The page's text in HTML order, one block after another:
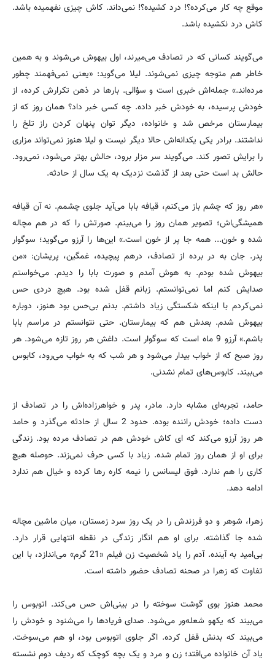
موقع چه کار می‌کرده؟! درد کشیده؟! نمی‌داند. کاش چیزی نفهمیده باشد.
کاش درد نکشیده باشد.
می‌گویند کسانی که در تصادف می‌میرند، اول بیهوش می‌شوند و به همین
خاطر هم متوجه چیزی نمی‌شوند. لیلا می‌گوید: «یعنی نمی‌فهمند چطور
مرده‌اند.» جمله‌اش خبری است و سؤالی. بارها در ذهن تکرارش کرده، از
خودش پرسیده، به خودش خبر داده. چه کسی خبر داد؟ همان روز که از
بیمارستان مرخص شد و خانواده، دیگر توان پنهان کردن راز تلخ را
نداشتند. برادر یکی یکدانه‌اش حالا دیگر نیست و لیلا هنوز نمی‌تواند مزاری
را برایش تصور کند. می‌گویند سر مزار برود، حالش بهتر می‌شود، نمی‌رود.
حالش بد است حتی بعد از گذشت نزدیک به یک سال از حادثه.
«هر روز که چشم باز می‌کنم، قیافه بابا می‌آید جلوی چشمم. نه آن قیافه
همیشگی‌اش؛ تصویر همان روز را می‌بینم. صورتش را که در هم مچاله
شده و خون... همه جا پر از خون است.» این‌ها را آرزو می‌گوید؛ سوگوار
پدر. جان به در برده از تصادف، درهم پیچیده، غمگین، پریشان: «من
بیهوش شده بودم. به هوش آمدم و صورت بابا را دیدم. می‌خواستم
صدایش کنم اما نمی‌توانستم. زبانم قفل شده بود. هیچ دردی حس
نمی‌کردم با اینکه شکستگی زیاد داشتم. بدنم بی‌حس بود هنوز، دوباره
بیهوش شدم. بعدش هم که بیمارستان. حتی نتوانستم در مراسم بابا
باشم.» آرزو 9 ماه است که سوگوار است. داغش هر روز تازه می‌شود. هر
روز صبح که از خواب بیدار می‌شود و هر شب که به خواب می‌رود، کابوس
می‌بیند. کابوس‌های تمام نشدنی.
حامد، تجربه‌ای مشابه دارد. مادر، پدر و خواهرزاده‌اش را در تصادف از
دست داده؛ خودش راننده بوده. حدود 2 سال از حادثه می‌گذرد و حامد
هر روز آرزو می‌کند که‌ ای کاش خودش هم در تصادف مرده بود. زندگی
برای او از همان روز تمام شده. زیاد با کسی حرف نمی‌زند. حوصله هیچ
کاری را هم ندارد. فوق لیسانس را نیمه کاره رها کرده و خیال هم ندارد
ادامه دهد.
زهرا، شوهر و دو فرزندش را در یک روز سرد زمستان، میان ماشین مچاله
شده جا گذاشته. برای او هم انگار زندگی در نقطه انتهایی قرار دارد.
بی‌امید به آینده. آدم را یاد شخصیت زن فیلم «21 گرم» می‌اندازد، با این
تفاوت که زهرا در صحنه تصادف حضور داشته است.
محمد هنوز بوی گوشت سوخته را در بینی‌اش حس می‌کند. اتوبوس را
می‌بیند که یکهو شعله‌ور می‌شود. صدای فریادها را می‌شنود و خودش را
می‌بیند که بدنش قفل کرده. اگر جلوی اتوبوس بود، او هم می‌سوخت.
یاد آن خانواده می‌افتد؛ زن و مرد و یک بچه کوچک که ردیف دوم نشسته